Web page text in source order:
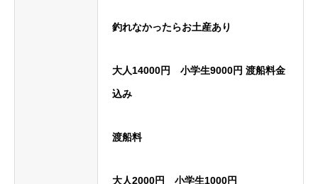
釣れなかったらお土産あり
大人14000円 小学生9000円 渡船料金
込み
渡船料
大人2000円 小学生1000円